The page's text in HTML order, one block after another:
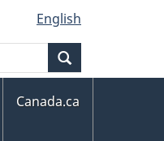
English
Canada.ca